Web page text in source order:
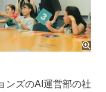
ンズのAI運営部の社